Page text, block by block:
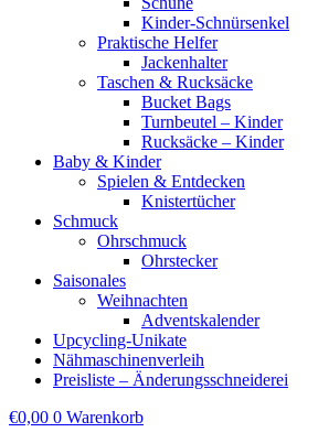
Kinder-Schnürsenkel
Praktische Helfer
Jackenhalter
Taschen & Rucksäcke
Bucket Bags
Turnbeutel – Kinder
Rucksäcke – Kinder
Baby & Kinder
Spielen & Entdecken
Knistertücher
Schmuck
Ohrschmuck
Ohrstecker
Saisonales
Weihnachten
Adventskalender
Upcycling-Unikate
Nähmaschinenverleih
Preisliste – Änderungsschneiderei
€0,00 0 Warenkorb